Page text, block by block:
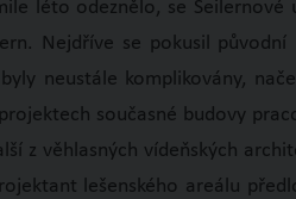
léto odeznělo, se
Nejdříve se pokusil
neustále komplikovány,
současné budovy
z věhlasných vídeňských
lešenského areálu